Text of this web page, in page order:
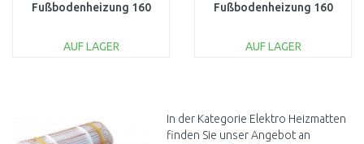
Fußbodenheizung 160
AUF LAGER
Fußbodenheizung 160
AUF LAGER
Vergleichen
In der Kategorie Elektro Heizmatten
finden Sie unser Angebot an